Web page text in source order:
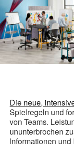
Die neue,
Spielregeln und
von Teams.
ununterbrochen
Informationen